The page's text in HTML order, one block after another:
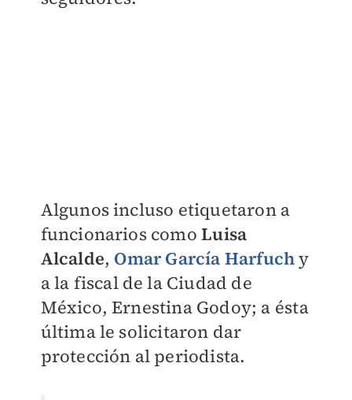
Algunos incluso etiquetaron a
funcionarios como Luisa
Alcalde, Omar García Harfuchy
a la fiscal de la Ciudad de
México, Ernestina Godoy; a ésta
última le solicitaron dar
protección al periodista.